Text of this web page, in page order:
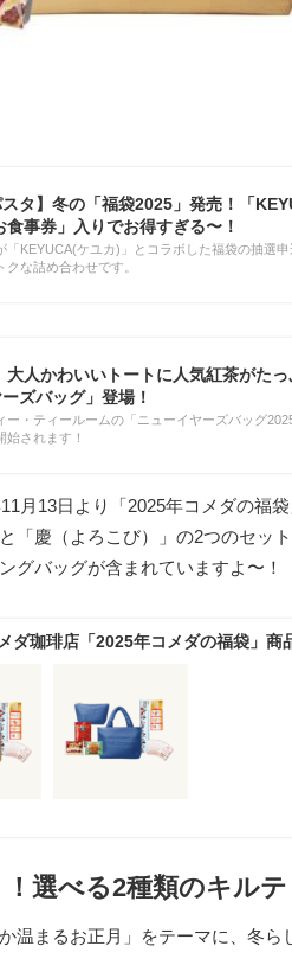
スタ】冬の「福袋2025」発売！「
食事券」入りでお得すぎる〜！
「KEYUCA(ケユカ)」とコラボした福袋の抽選
な詰め合わせです。
大人かわいいトートに人気紅茶がた
ーズバッグ」登場！
ー・ティールームの「ニューイヤーズバッグ
始されます！
月13日より「2025年コメダの福
「慶（よろこび）」の2つのセッ
グバッグが含まれていますよ〜！
ダ珈琲店「2025年コメダの福袋」商
選べる2種類のキル
温まるお正月」をテーマに、冬ら